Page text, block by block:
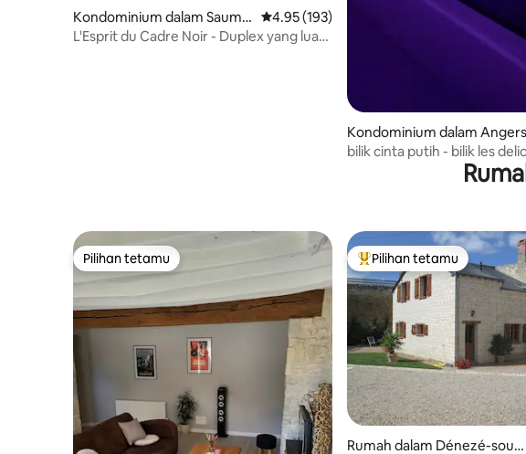
Kondominium dalam Saumu
r
Penarafan purata 4.95 daripada 5, 193
4.95 (193)
L'Esprit du Cadre Noir - Duplex yang luar
Kondominium dalam Angers
bilik cinta putih - bilik les
Pilihan tetamu
Pilihan tetamu Pilihan utama tetamu
Pilihan tetamu
Rumah dalam Dénezé-sous-